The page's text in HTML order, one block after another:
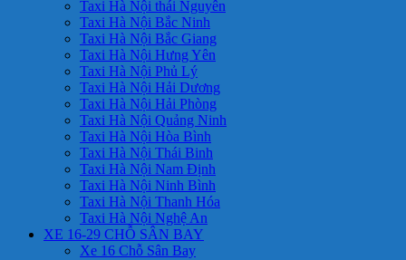
Taxi Hà Nội thái Nguyên
Taxi Hà Nội Bắc Ninh
Taxi Hà Nội Bắc Giang
Taxi Hà Nội Hưng Yên
Taxi Hà Nội Phủ Lý
Taxi Hà Nội Hải Dương
Taxi Hà Nội Hải Phòng
Taxi Hà Nội Quảng Ninh
Taxi Hà Nội Hòa Bình
Taxi Hà Nội Thái Binh
Taxi Hà Nội Nam Định
Taxi Hà Nội Ninh Bình
Taxi Hà Nội Thanh Hóa
Taxi Hà Nội Nghệ An
XE 16-29 CHỖ SÂN BAY
Xe 16 Chỗ Sân Bay